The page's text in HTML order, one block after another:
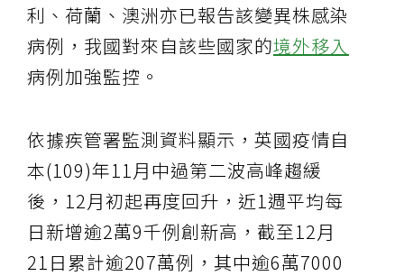
利、荷蘭、澳洲亦已報告該變異株感染
病例，我國對來自該些國家的境外移入
病例加強監控。
依據疾管署監測資料顯示，英國疫情自
本(109)年11月中過第二波高峰趨緩
後，12月初起再度回升，近1週平均每
日新增逾2萬9千例創新高，截至12月
21日累計逾207萬例，其中逾6萬7000